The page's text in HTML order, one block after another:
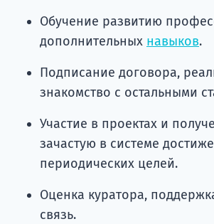
Обучение развитию
дополнительных навыков.
Подписание договора,
знакомство с остальными
Участие в проектах и
зачастую в системе
периодических целей.
Оценка куратора,
связь.